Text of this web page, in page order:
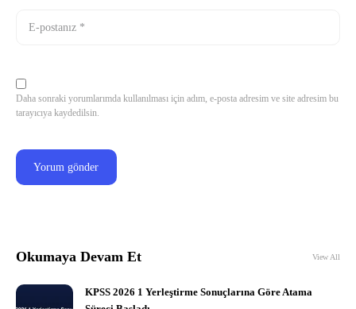
Daha sonraki yorumlarımda kullanılması için adım, e-posta adresim ve site adresim bu
tarayıcıya kaydedilsin.
Okumaya Devam Et View All
KPSS 2026 1 Yerleştirme Sonuçlarına Göre Atama